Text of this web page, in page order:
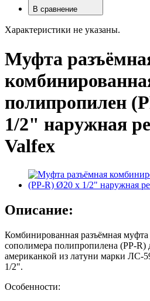
В сравнение
Характеристики не указаны.
Муфта
полипропилен
1/2" наружная
Valfex
Описание:
Комбинированная разъёмная
сополимера полипропилена (PP-
американкой из латуни марки ЛС-
1/2".
Особенности: